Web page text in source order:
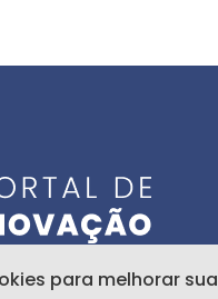
para melhorar sua